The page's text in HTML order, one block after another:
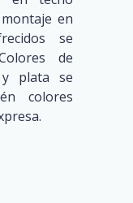
en
se
de
plata se
colores